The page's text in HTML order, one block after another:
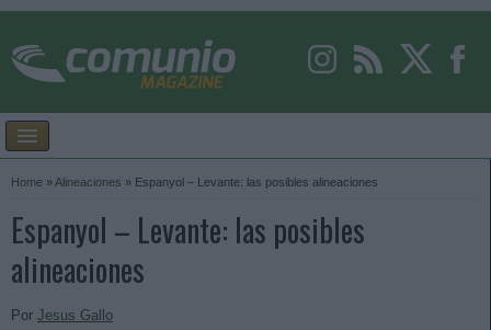
Home »Alineaciones » Espanyol – Levante: las posibles alineaciones
Espanyol – Levante: las posibles
alineaciones
Por Jesus Gallo